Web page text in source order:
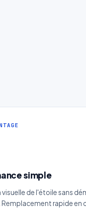
simple
de l'étoile sans
Remplacement rapide en